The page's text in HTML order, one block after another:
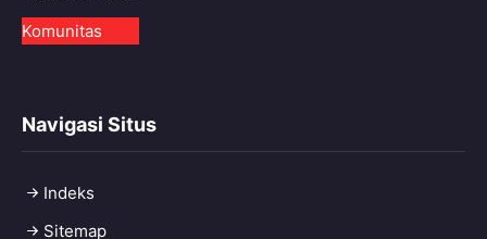
Komunitas
Navigasi Situs
Indeks
Sitemap